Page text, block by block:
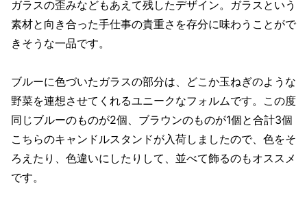
ガラスの歪みなどもあえて残したデザイン。ガラスという
素材と向き合った手仕事の貴重さを存分に味わうことがで
きそうな一品です。
ブルーに色づいたガラスの部分は、どこか玉ねぎのような
野菜を連想させてくれるユニークなフォルムです。この度
同じブルーのものが2個、ブラウンのものが1個と合計3個
こちらのキャンドルスタンドが入荷しましたので、色をそ
ろえたり、色違いにしたりして、並べて飾るのもオススメ
です。